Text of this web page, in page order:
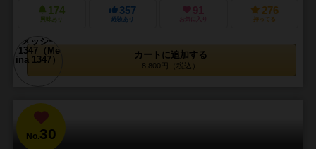
174
興味あり
357
経験あり
91
お気に入り
276
持ってる
カートに追加する
8,800円（税込）
No.30